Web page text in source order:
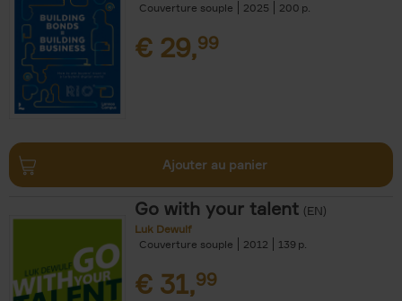
Couverture souple
2025 200
€ 29,99
Ajouter au panier
Go with your talent (EN)
Luk Dewulf
Couverture souple
2012 139
€ 31,99